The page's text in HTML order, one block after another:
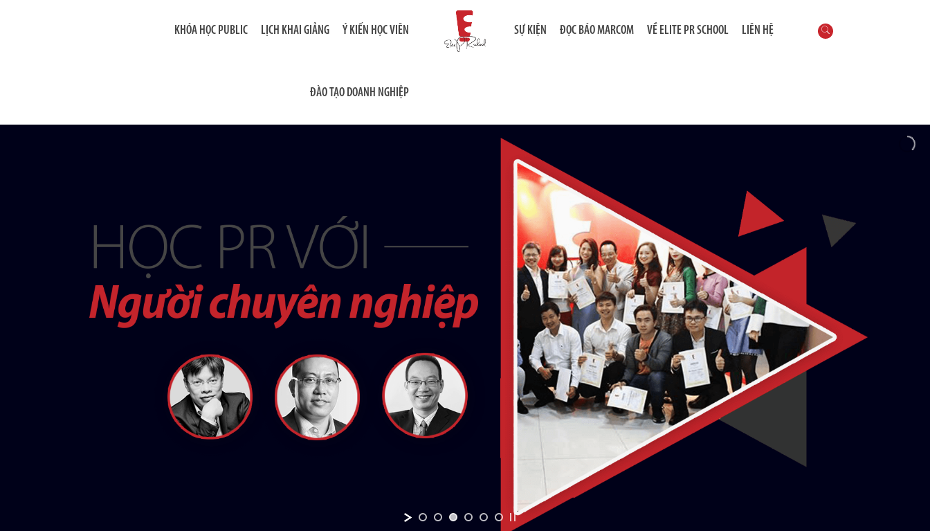
KHÓA HỌC PUBLIC LỊCH KHAI GIẢNG Ý KIẾN HỌC VIÊN
ĐÀO TẠO DOANH NGHIỆP
SỰ KIỆN ĐỌC BÁO MARCOM VỀ ELITE PR SCHOOL LIÊN HỆ